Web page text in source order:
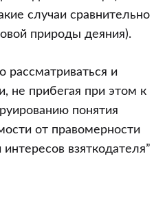
случаи сравнительно
природы деяния).
и
не прибегая при этом к
понятия
от правомерности
взяткодателя”